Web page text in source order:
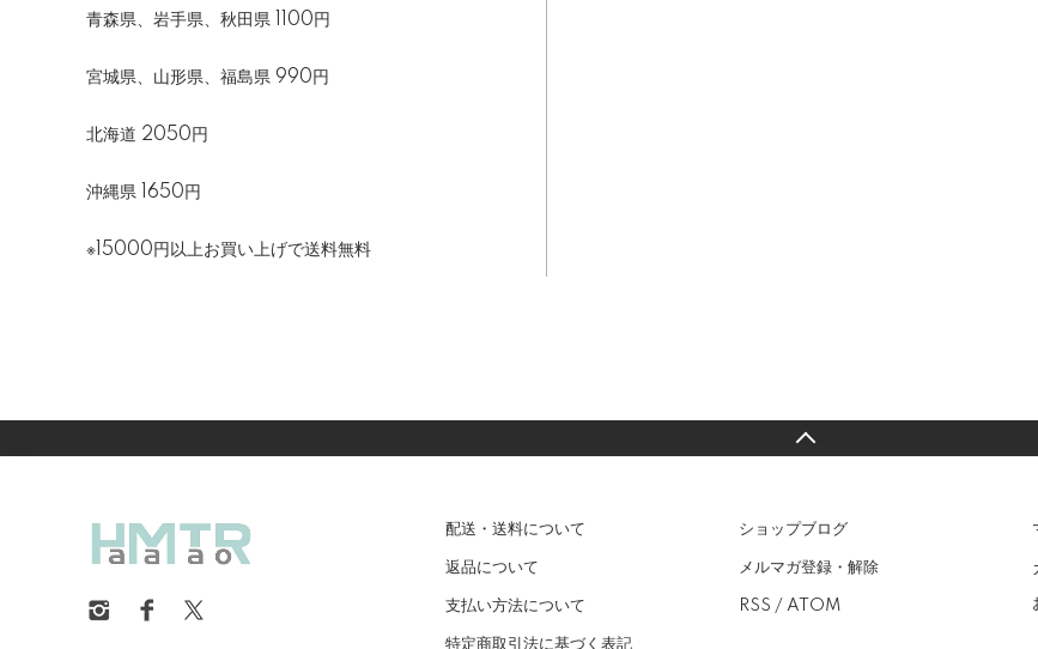
青森県、岩手県、秋田県 1100円
宮城県、山形県、福島県 990円
北海道 2050円
沖縄県 1650円
※15000円以上お買い上げで送料無料
配送・送料について
返品について
支払い方法について
特定商取引法に基づく表記
ショップブログ
メルマガ登録・解除
RSS / ATOM